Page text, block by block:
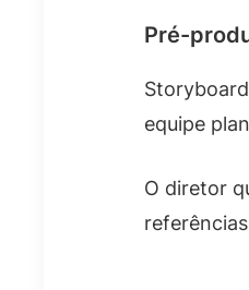
Pré-
equipe
O diretor